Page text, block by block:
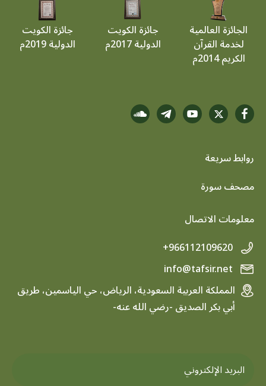
الجائزة العالمية
لخدمة القرآن
الكريم 2014م
جائزة الكويت
الدولية 2017م
جائزة الكويت
الدولية 2019م
روابط سريعة
footer menu
مصحف سورة
معلومات الاتصال
+966112109620
المملكة العربية السعودية، الرياض، حي الياسمين، طريق
أبي بكر الصديق -رضي الله عنه-